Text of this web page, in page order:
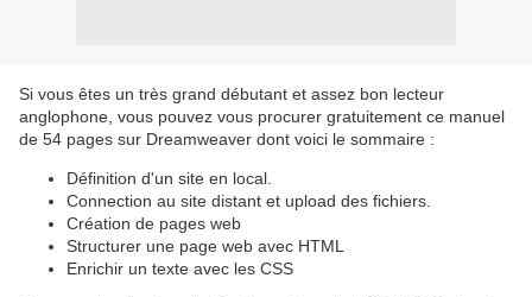
Si vous êtes un très grand débutant et assez bon lecteur
anglophone, vous pouvez vous procurer gratuitement ce manuel
de 54 pages sur Dreamweaver dont voici le sommaire :
Définition d'un site en local.
Connection au site distant et upload des fichiers.
Création de pages web
Structurer une page web avec HTML
Enrichir un texte avec les CSS